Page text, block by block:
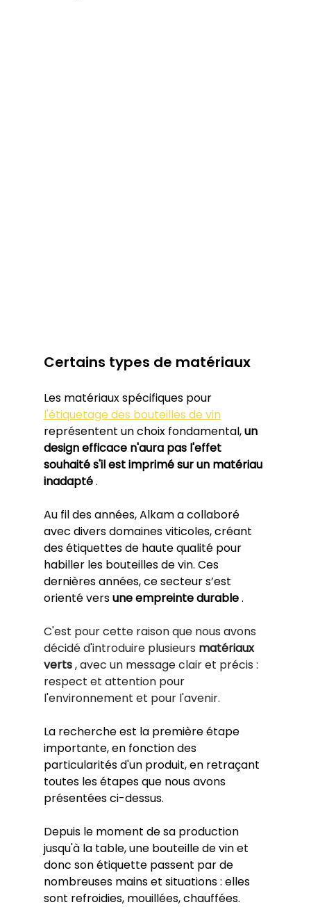
Certains types de matériaux
Les matériaux spécifiques pour
l'étiquetage des bouteilles de vin
représentent un choix fondamental, un
design efficace n'aura pas l'effet
souhaité s'il est imprimé sur un matériau
inadapté .
Au fil des années, Alkam a collaboré
avec divers domaines viticoles, créant
des étiquettes de haute qualité pour
habiller les bouteilles de vin. Ces
dernières années, ce secteur s’est
orienté vers une empreinte durable .
C'est pour cette raison que nous avons
décidé d'introduire plusieurs matériaux
verts, avec un message clair et précis :
respect et attention pour
l'environnement et pour l'avenir.
La recherche est la première étape
importante, en fonction des
particularités d'un produit, en retraçant
toutes les étapes que nous avons
présentées ci-dessus.
Depuis le moment de sa production
jusqu'à la table, une bouteille de vin et
donc son étiquette passent par de
nombreuses mains et situations : elles
sont refroidies, mouillées, chauffées.